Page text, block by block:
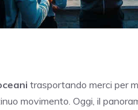
trasportando merci per
movimento. Oggi, il